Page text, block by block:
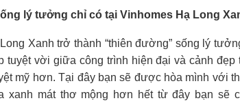
lý tưởng chỉ có tại Vinhomes Hạ Long
Xanh trở thành “thiên đường” sống lý
tuyệt vời giữa công trình hiện đại và cảnh đẹp
mỹ hơn. Tại đây bạn sẽ được hòa mình với
xanh mát thơ mộng hơn hết từ đây bạn sẽ